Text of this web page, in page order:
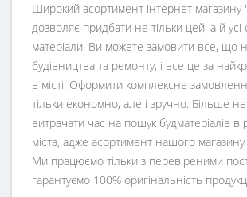
Широкий асортимент інтернет магазину
дозволяє придбати не тільки цей, а й усі
матеріали. Ви можете замовити все, що
будівництва та ремонту, і все це за
в місті! Оформити комплексне
тільки економно, але і зручно. Більше
витрачати час на пошук будматеріалів в
міста, адже асортимент нашого
Ми працюємо тільки з перевіреними
гарантуємо 100% оригінальність